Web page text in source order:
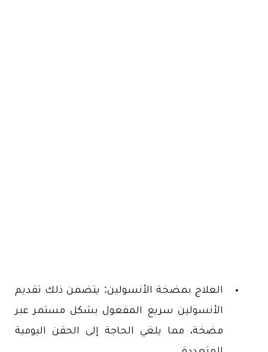
العلاج بمضخة الأنسولين: يتضمن ذلك تقديم
الأنسولين سريع المفعول بشكل مستمر عبر
مضخة، مما يلغي الحاجة إلى الحقن اليومية